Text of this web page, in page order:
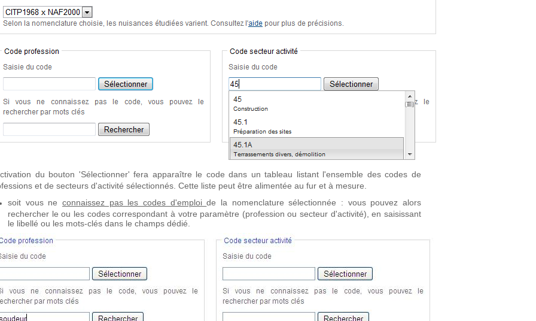
du bouton 'Sélectionner' fera apparaître le code dans un tableau listant l'ensemble des codes de
et de secteurs d'activité sélectionnés. Cette liste peut être alimentée au fur et à mesure.
soit vous ne connaissez pas les codes d'emploide la nomenclature sélectionnée : vous pouvez alors
rechercher le ou les codes correspondant à votre paramètre (profession ou secteur d'activité), en saisissant
le libellé ou les mots-clés dans le champs dédié.